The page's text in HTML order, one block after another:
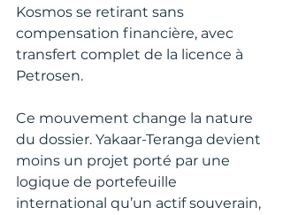
Kosmos se retirant sans
compensation financière, avec
transfert complet de la licence à
Petrosen.
Ce mouvement change la nature
du dossier. Yakaar-Teranga devient
moins un projet porté par une
logique de portefeuille
international qu’un actif souverain,